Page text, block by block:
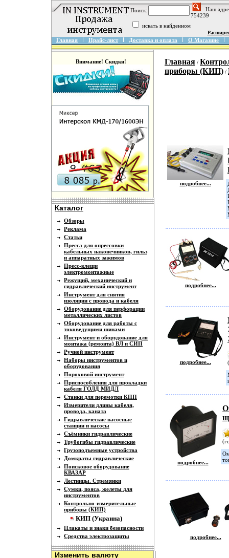
Поиск:
Наш
754239
искать в найденном
Главная Прайс-лист Доставка и оплата О Магазине
Внимание! Скидки!
Каталог
Обзоры
Реклама
Статьи
Пресса для опрессовки
кабельных наконечников, гильз
и аппаратных зажимов
Пресс-клещи
электромонтажные
Режущий, механический и
гидравлический инструмент
Инструмент для снятия
изоляции с провода и кабеля
Оборудование для перфорации
металлических листов
Оборудование для работы с
токоведущими шинами
Инструмент и оборудование для
монтажа (ремонта) ВЛ и СИП
Ручной инструмент
Наборы инструментов и
оборудования
Пороховой инструмент
Приспособления для прокладки
кабеля ГОЛД МИДЛ
Станки для перемотки КПП
Измерители длины кабеля,
провода, каната
Гидравлические насосные
станции и насосы
Съёмники гидравлические
Трубогибы гидравлические
Грузоподъемные устройства
Домкраты гидравлические
Поисковое оборудование
КВАЗАР
Лестницы. Стремянки
Сумки, пояса, желеты для
инструментов
Контрольно-измерительные
приборы (КИП)
КИП (Украина)
Плакаты и знаки безопасности
Средства электрозащиты
Изменить валюту
Главная /
приборы (КИП) /
подробнее...
подробнее...
подробнее...
подробнее...
подробнее...